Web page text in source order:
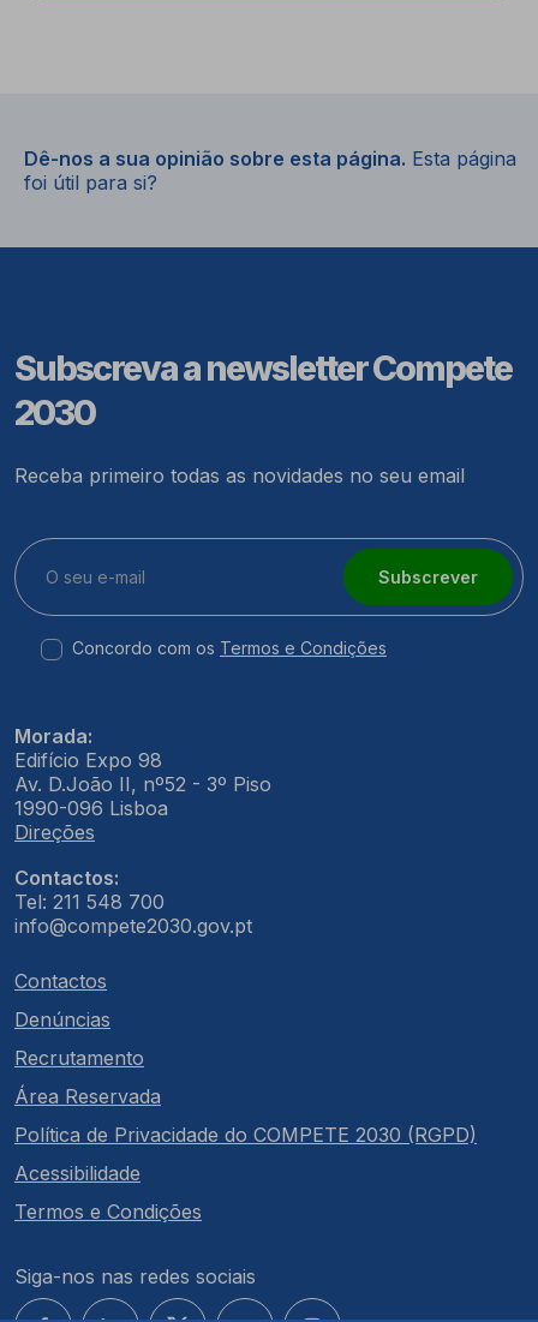
Dê-nos a sua opinião sobre esta página. Esta página
foi útil para si?
Subscreva a newsletter Compete
2030
Receba primeiro todas as novidades no seu email
Subscrever
Concordo com os Termos e Condições
Morada:
Edifício Expo 98
Av. D.João II, nº52 - 3º Piso
1990-096 Lisboa
Direções
Contactos:
Tel: 211 548 700
info@compete2030.gov.pt
Contactos
Denúncias
Recrutamento
Área Reservada
Política de Privacidade do COMPETE 2030 (RGPD)
Acessibilidade
Termos e Condições
Siga-nos nas redes sociais